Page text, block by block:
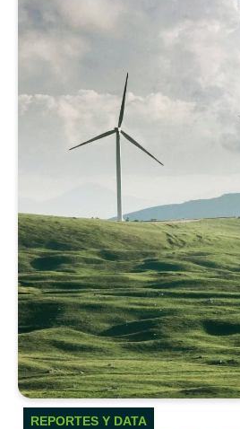
REPORTES Y DATA